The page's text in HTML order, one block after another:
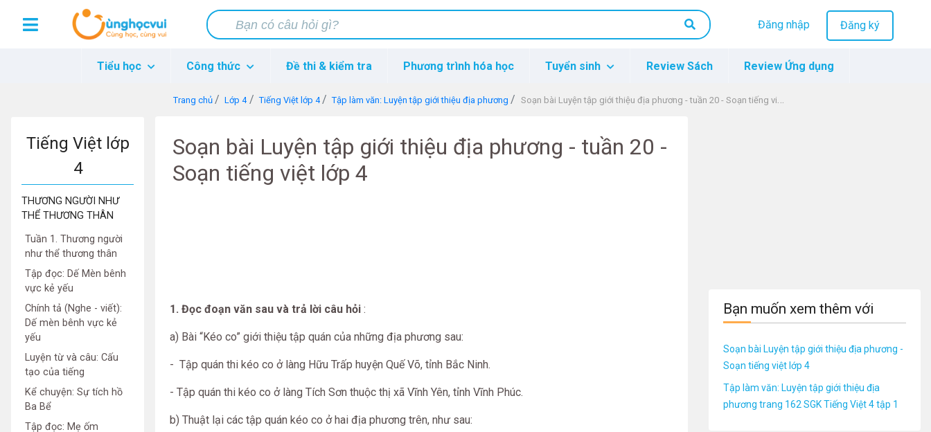
Đăng nhập Đăng ký
Tiểu học Công thức Đề thi & kiểm tra Phương trình hóa học Tuyển sinh Review Sách Review Ứng dụng
Trang chủ Lớp 4 Tiếng Việt lớp 4 Tập làm văn: Luyện tập giới thiệu địa phương Soạn bài Luyện tập giới thiệu địa phương - tuần 20 - Soạn tiếng việt lớp 4
Tiếng Việt lớp
4
THƯƠNG NGƯỜI NHƯ
THỂ THƯƠNG THÂN
Tuần 1. Thương người
như thể thương thân
Tập đọc: Dế Mèn bênh
vực kẻ yếu
Chính tả (Nghe - viết):
Dế mèn bênh vực kẻ
yếu
Luyện từ và câu: Cấu
tạo của tiếng
Kể chuyện: Sự tích hồ
Ba Bể
Tập đọc: Mẹ ốm
Soạn bài Luyện tập giới thiệu địa phương - tuần 20 -
Soạn tiếng việt lớp 4
1. Đọc đoạn văn sau và trả lời câu hỏi :
a) Bài “Kéo co” giới thiệu tập quán của những địa phương sau:
- Tập quán thi kéo co ở làng Hữu Trấp huyện Quế Võ, tỉnh Bắc Ninh.
- Tập quán thi kéo co ở làng Tích Sơn thuộc thị xã Vĩnh Yên, tỉnh Vĩnh Phúc.
b) Thuật lại các tập quán kéo co ở hai địa phương trên, như sau:
Bạn muốn xem thêm với
Soạn bài Luyện tập giới thiệu địa phương -
Soạn tiếng việt lớp 4
Tập làm văn: Luyện tập giới thiệu địa
phương trang 162 SGK Tiếng Việt 4 tập 1